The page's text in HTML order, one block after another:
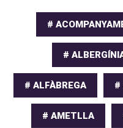
#
#
# ALFÀBREGA #
# AMETLLA